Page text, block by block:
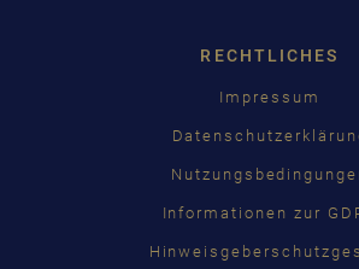
RECHTLICHES
Impressum
Informationen zur